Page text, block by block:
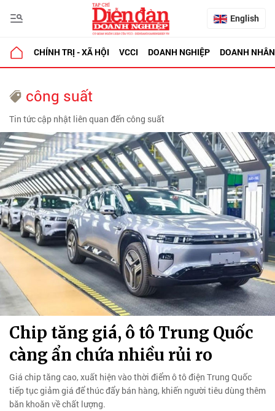
English
CHÍNH TRỊ - XÃ HỘI VCCI DOANH NGHIỆP DOANH NHÂN
công suất
Tin tức cập nhật liên quan đến công suất
Chip tăng giá, ô tô Trung Quốc
càng ẩn chứa nhiều rủi ro
Giá chip tăng cao, xuất hiện vào thời điểm ô tô điện Trung Quốc
tiếp tục giảm giá để thúc đẩy bán hàng, khiến người tiêu dùng thêm
băn khoăn về chất lượng.